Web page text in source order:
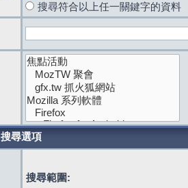
搜尋符合以上任一關鍵字的資料
搜尋選項
搜尋範圍: